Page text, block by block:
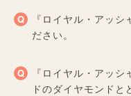
『ロイヤル・アッ
ださい。
『ロイヤル・アッ
ドのダイヤモンドと